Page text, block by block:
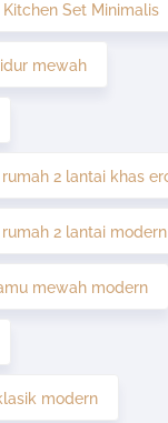
Kitchen Set Minimalis
mewah
2 lantai khas
2 lantai modern
mewah modern
modern